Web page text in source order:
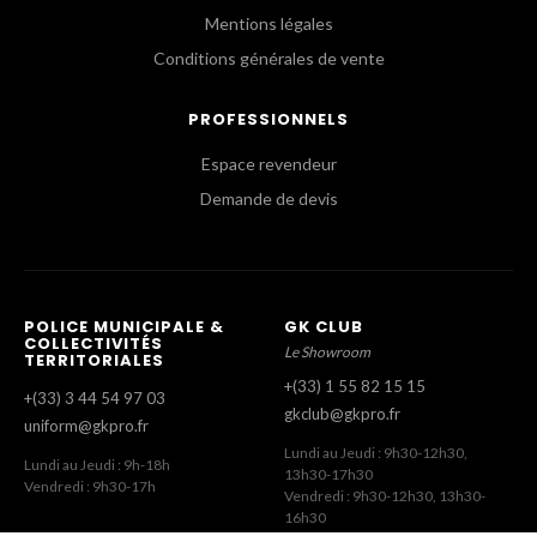
Mentions légales
Conditions générales de vente
PROFESSIONNELS
Espace revendeur
Demande de devis
POLICE MUNICIPALE &
COLLECTIVITÉS
TERRITORIALES
+(33) 3 44 54 97 03
uniform@gkpro.fr
Lundi au Jeudi : 9h-18h
Vendredi : 9h30-17h
GK CLUB
Le Showroom
+(33) 1 55 82 15 15
gkclub@gkpro.fr
Lundi au Jeudi : 9h30-12h30,
13h30-17h30
Vendredi : 9h30-12h30, 13h30-
16h30